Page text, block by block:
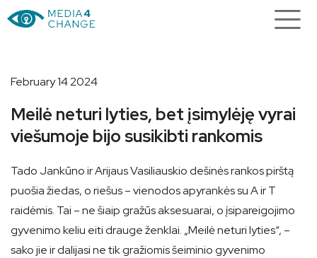
February 14 2024
Meilė neturi lyties, bet įsimylėję vyrai
viešumoje bijo susikibti rankomis
Tado Jankūno ir Arijaus Vasiliauskio dešinės rankos pirštą
puošia žiedas, o riešus – vienodos apyrankės su A ir T
raidėmis. Tai – ne šiaip gražūs aksesuarai, o įsipareigojimo
gyvenimo keliu eiti drauge ženklai. „Meilė neturi lyties“, –
sako jie ir dalijasi ne tik gražiomis šeiminio gyvenimo